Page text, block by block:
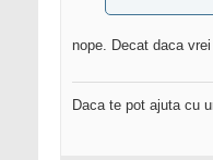
nope. Decat daca
Daca te pot ajuta cu